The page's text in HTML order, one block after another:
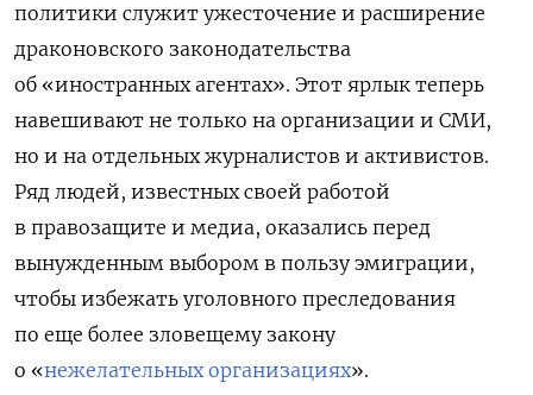
политики служит ужесточение и расширение
драконовского законодательства
об «иностранных агентах». Этот ярлык теперь
навешивают не только на организации и СМИ,
но и на отдельных журналистов и активистов.
Ряд людей, известных своей работой
в правозащите и медиа, оказались перед
вынужденным выбором в пользу эмиграции,
чтобы избежать уголовного преследования
по еще более зловещему закону
о «нежелательных организациях».